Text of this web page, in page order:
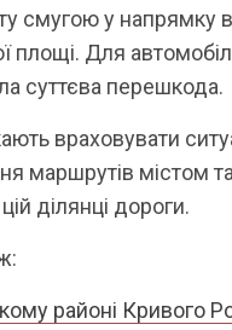
смугою у напрямку
площі. Для
суттєва перешкода.
враховувати
маршрутів містом
ділянці дороги.
районі Кривого